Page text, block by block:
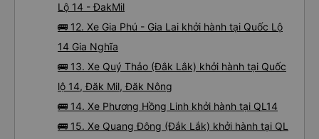
Lộ 14 - ĐakMil
🚌 12. Xe Gia Phú - Gia Lai khởi hành tại Quốc Lộ
14 Gia Nghĩa
🚌 13. Xe Quý Thảo (Đắk Lắk) khởi hành tại Quốc
lộ 14, Đăk Mil, Đăk Nông
🚌 14. Xe Phương Hồng Linh khởi hành tại QL14
🚌 15. Xe Quang Đông (Đắk Lắk) khởi hành tại QL